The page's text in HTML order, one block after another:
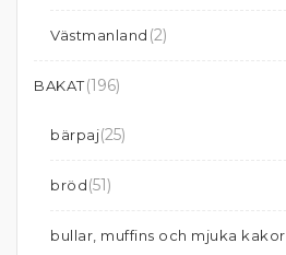
Västmanland (2)
BAKAT(196)
bärpaj(25)
bröd(51)
bullar, muffins och mjuka kakor